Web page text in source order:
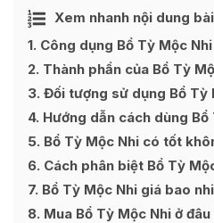
Xem nhanh nội dung
1 Công dụng Bổ Tỳ Mộc Nhi
2 Thành phần của Bổ Tỳ
3 Đối tượng sử dụng Bổ Tỳ
4 Hướng dẫn cách dùng
5 Bổ Tỳ Mộc Nhi có tốt
6 Cách phân biệt Bổ Tỳ
7 Bổ Tỳ Mộc Nhi giá bao
8 Mua Bổ Tỳ Mộc Nhi ở